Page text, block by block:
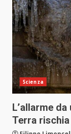
Scienza
L’allarme
Terra